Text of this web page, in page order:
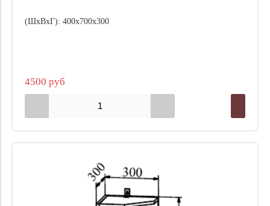
(ШхВхГ): 400х700х300
4500 руб